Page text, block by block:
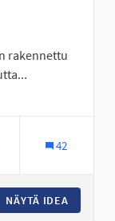
rakennettu
42
NÄYTÄ IDEA